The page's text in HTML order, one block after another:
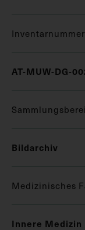
Inventarnummer
AT-MUW-DG-
Bildarchiv
Medizinisches
Innere Medizin